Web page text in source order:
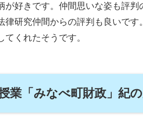
が好きです。仲間思いな姿も評
律研究仲間からの評判も良いで
くれたそうです。
業「みなべ町財政」紀